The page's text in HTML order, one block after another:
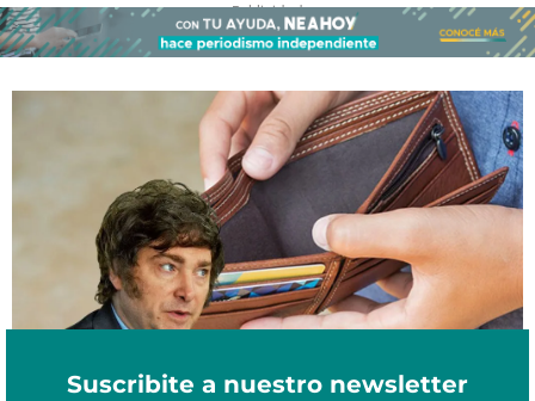
- Publicidad -
El sueldo del trabajador podrá ser usado para pagar juicios
laborales contra su empleador
Suscribite a nuestro newsletter